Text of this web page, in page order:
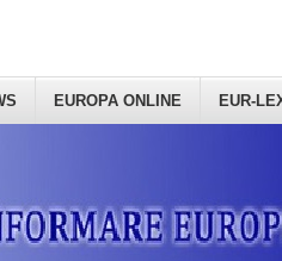
EUROPA ONLINE EUR-